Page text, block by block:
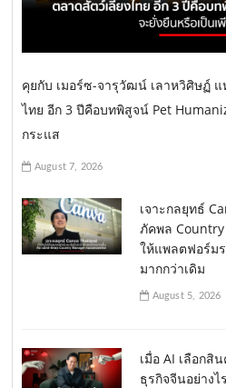
คุยกับ เมอร์ซ-จารุวัฒน์ เลาหวิศิษฏ์ แ
ไทย อีก 3 ปีคือบทพิสูจน์ Pet
กระแส
August 7, 2026
เจาะกลยุทธ์
ภัคพล
ให้แพลตฟอร์ม
มากกว่าเดิม
August 5, 2026
เมื่อ AI เลือก
ธุรกิจจีนอย่าง